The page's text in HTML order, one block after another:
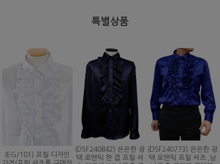
특별상품
(EG/101) 프릴 디자인
(DSF240842) 은은한 광
택 로맨틱 한 겹 프릴 셔
(DSF240773) 은은한 광
택 로맨틱 프릴 셔츠 ,남